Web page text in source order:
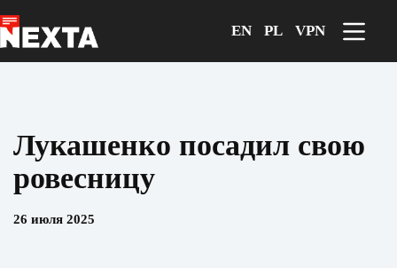
к
сути
EN PL VPN
Лукашенко посадил свою
ровесницу
26 июля 2025